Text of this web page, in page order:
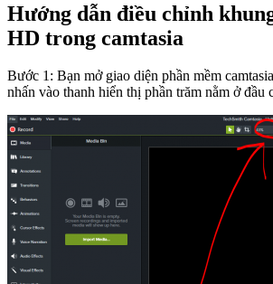
Hướng dẫn điều chỉnh
HD trong camtasia
Bước 1: Bạn mở giao diện phần mềm
nhấn vào thanh hiển thị phần trăm nằm ở đầu